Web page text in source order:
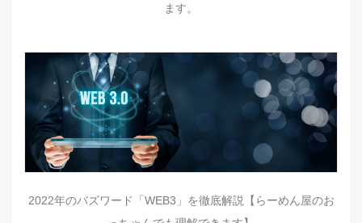
ます。
2022年のバズワード「WEB3」を徹底解説【らーめん屋のお